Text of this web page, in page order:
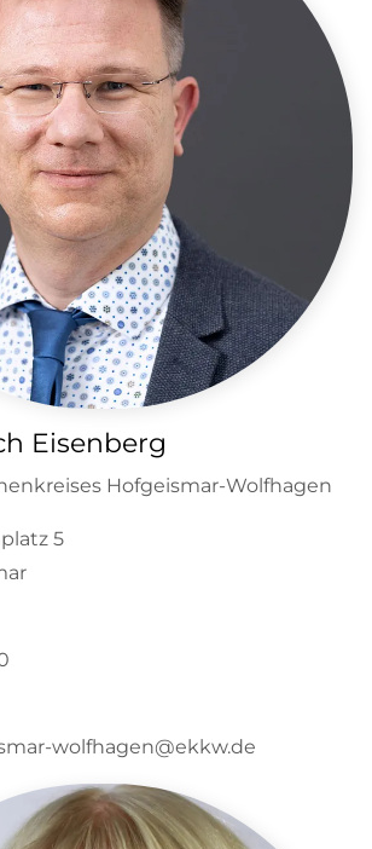
Eisenberg
Hofgeismar-Wolfhagen
5
wolfhagen@ekkw.de